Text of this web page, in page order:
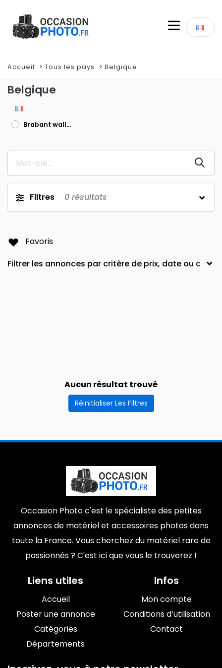
Accueil Tous les pays Belgique
Belgique
Brabant wallon
Filtres 0 résultats
Favoris
Aucun résultat trouvé
Réinitialiser Les Filtres
Occasion Photo c'est le spécialiste des petites
annonces de matériel et accessoires photos dans
toute la France. Vous cherchez du matériel rare de
passionnés ? C'est ici que vous le trouverez !
Liens utiles
Accueil
Poster une annonce
Catégories
Départements
Infos
Mon compte
Conditions d’utilisation
Contact